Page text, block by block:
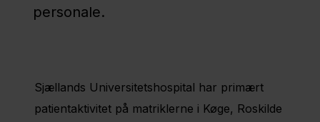
Region
Sjælland
personale.
Sjællands Universitetshospital har primært
patientaktivitet på matriklerne i Køge, Roskilde